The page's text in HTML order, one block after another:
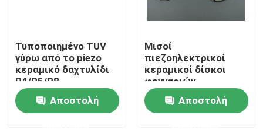
Σπίτι
Προϊόντα
Τυποποιημένο TUV
γύρω από το piezo
κεραμικό δαχτυλίδι
P4/P5/P8
Αποστολή
Μισοί
πιεζοηλεκτρικοί
κεραμικοί δίσκοι
φεγγαριών
Αποστολή